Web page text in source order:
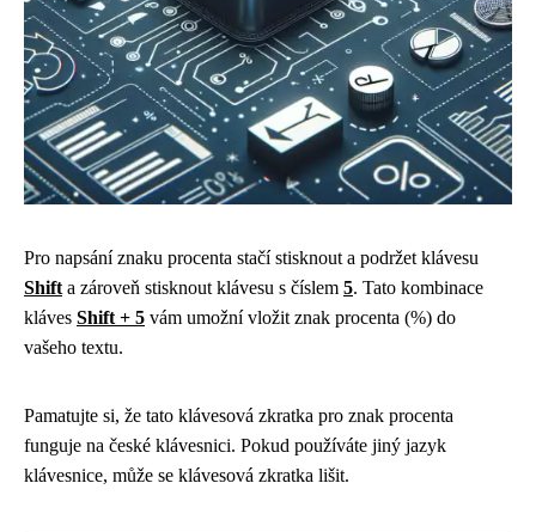
Pro napsání znaku procenta stačí stisknout a podržet klávesu
Shift a zároveň stisknout klávesu s číslem 5. Tato kombinace
kláves Shift + 5 vám umožní vložit znak procenta (%) do
vašeho textu.
Pamatujte si, že tato klávesová zkratka pro znak procenta
funguje na české klávesnici. Pokud používáte jiný jazyk
klávesnice, může se klávesová zkratka lišit.